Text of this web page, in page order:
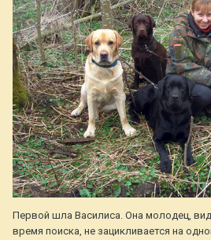
Первой шла Василиса. Она молодец,
время поиска, не зацикливается на